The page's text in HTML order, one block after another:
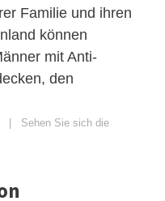
Familie und ihren
können
mit Anti-
den
| Sehen Sie sich die